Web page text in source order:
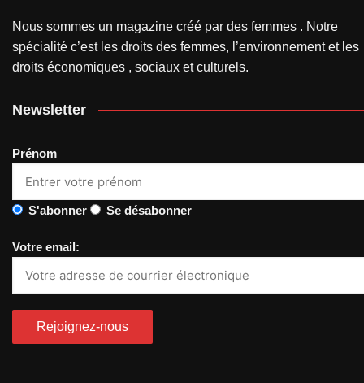
Nous sommes un magazine créé par des femmes . Notre
spécialité c’est les droits des femmes, l’environnement et les
droits économiques , sociaux et culturels.
Newsletter
Prénom
S'abonner Se désabonner
Votre email: